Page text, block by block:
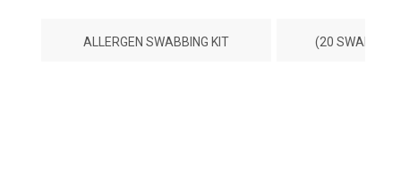
ALLERGEN SWABBING KIT (20 SWABS